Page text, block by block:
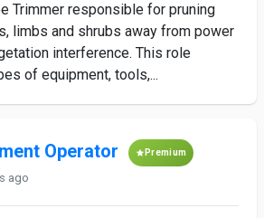
Trimmer responsible for pruning
limbs and shrubs away from power
interference. This role
of equipment, tools,...
Operator Premium
ago